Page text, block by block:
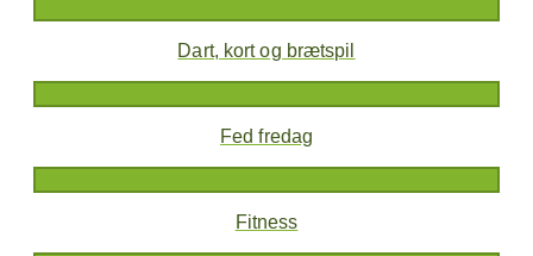
Dart, kort og brætspil
Fed fredag
Fitness